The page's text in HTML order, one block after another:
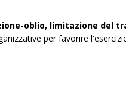
oblio, limitazione del
per favorire